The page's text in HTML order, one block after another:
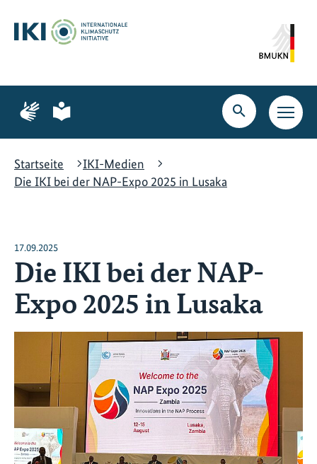
Hauptinhalt
springen
Suche
springen
Hauptnavigation
springen
Zur
Seite
Gebärdensprache
Zur
Seite
leichte
Suche
öffnen
Startseite
IKI-Medien
Die IKI bei der NAP-Expo 2025 in Lusaka
17.09.2025
Die IKI bei der NAP-
Expo 2025 in Lusaka